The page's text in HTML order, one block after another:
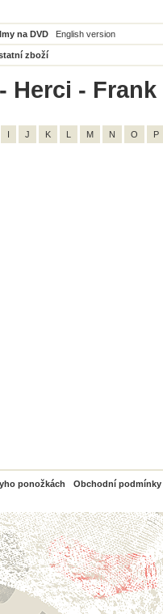
na DVD English version
zboží
Herci -
I J K L M N O P
ponožkách Obchodní podmínky
PayPal